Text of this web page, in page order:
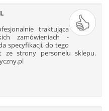
526 527
528
534
538 539
540
544 545
546
550 551
552
568 569
570
traktująca
zamówieniach -
specyfikacji, do tego
ze strony personelu sklepu.